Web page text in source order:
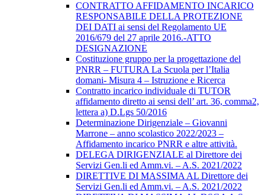
CONTRATTO AFFIDAMENTO INCARICO
RESPONSABILE DELLA PROTEZIONE
DEI DATI ai sensi del Regolamento UE
2016/679 del 27 aprile 2016.-ATTO
DESIGNAZIONE
Costituzione gruppo per la progettazione del
PNRR – FUTURA La Scuola per l’Italia
domani- Misura 4 – Istruzione e Ricerca
Contratto incarico individuale di TUTOR
affidamento diretto ai sensi dell’ art. 36, comma2,
lettera a) D.Lgs 50/2016
Determinazione Dirigenziale – Giovanni
Marrone – anno scolastico 2022/2023 –
Affidamento incarico PNRR e altre attività.
DELEGA DIRIGENZIALE al Direttore dei
Servizi Gen.li ed Amm.vi. – A.S. 2021/2022
DIRETTIVE DI MASSIMA AL Direttore dei
Servizi Gen.li ed Amm.vi. – A.S. 2021/2022